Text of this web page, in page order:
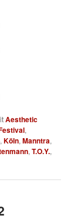
Aesthetic
,
,Köln,Manntra,
,T.O.Y.,